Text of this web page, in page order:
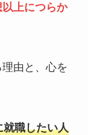
上につらか
由と、心を
就職したい人